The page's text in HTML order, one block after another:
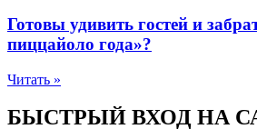
Готовы удивить гостей и
пиццайоло года»?
Читать »
БЫСТРЫЙ ВХОД НА